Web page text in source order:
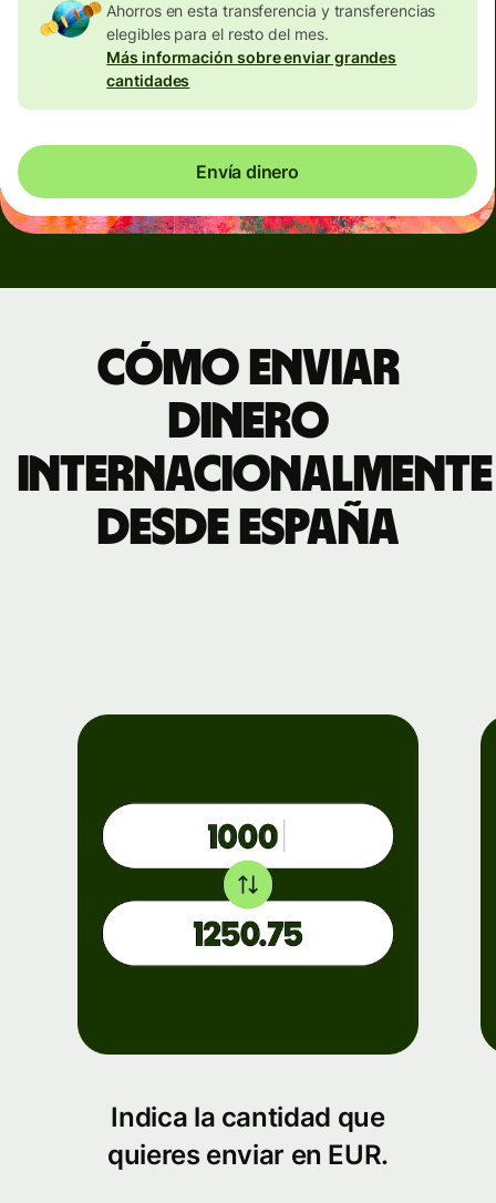
Ahorros en esta transferencia y transferencias
elegibles para el resto del mes.
Más información sobre enviar grandes
cantidades
Envía dinero
Cómo enviar
dinero
internacionalmente
desde España
Indica la cantidad que
quieres enviar en EUR.